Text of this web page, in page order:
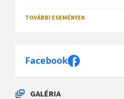
calendar
TOVÁBBI ESEMÉNYEK
Facebook
GALÉRIA